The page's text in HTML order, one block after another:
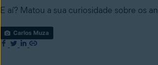
E aí? Matou a sua curiosidade sobre os
Carlos Muza